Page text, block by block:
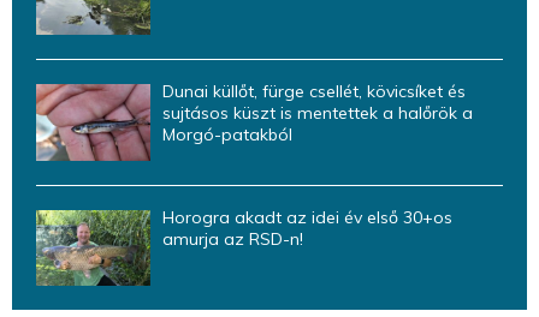
Dunai küllőt, fürge csellét, kövicsíket és
sujtásos küszt is mentettek a halőrök a
Morgó-patakból
Horogra akadt az idei év első 30+os
amurja az RSD-n!